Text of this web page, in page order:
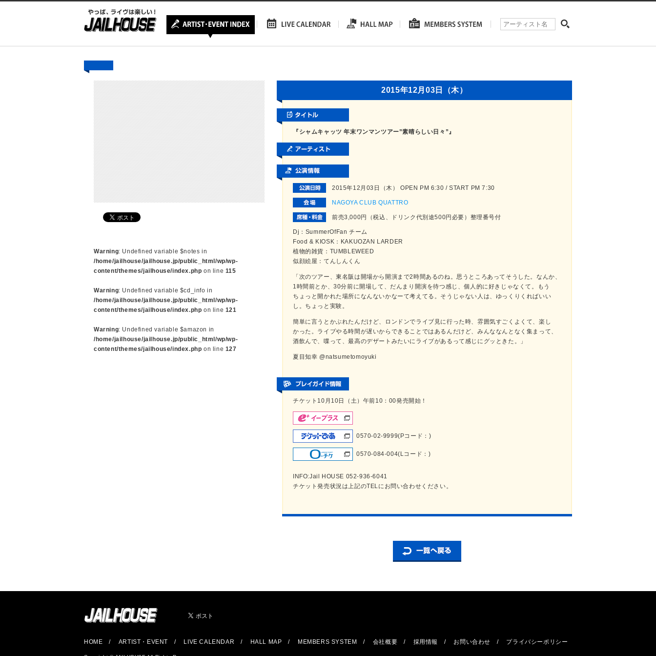
Warning: Undefined variable $notes in
/home/jailhouse/jailhouse.jp/public_html/wp/wp-
content/themes/jailhouse/index.php on line 115
Warning: Undefined variable $cd_info in
/home/jailhouse/jailhouse.jp/public_html/wp/wp-
content/themes/jailhouse/index.php on line 121
Warning: Undefined variable $amazon in
/home/jailhouse/jailhouse.jp/public_html/wp/wp-
content/themes/jailhouse/index.php on line 127
2015年12月03日（木）
『シャムキャッツ 年末ワンマンツアー”素晴らしい日々”』
2015年12月03日（木） OPEN PM 6:30 / START PM 7:30
NAGOYA CLUB QUATTRO
前売3,000円（税込、ドリンク代別途500円必要）整理番号付
Dj：SummerOfFan チーム
Food & KIOSK：KAKUOZAN LARDER
植物的雑貨：TUMBLEWEED
似顔絵屋：てんしんくん
「次のツアー、東名阪は開場から開演まで2時間あるのね。思うところあってそうした。なんか、
1時間前とか、30分前に開場して、だんまり開演を待つ感じ、個人的に好きじゃなくて。もう
ちょっと開かれた場所になんないかなーて考えてる。そうじゃない人は、ゆっくりくればいい
し。ちょっと実験。
簡単に言うとかぶれたんだけど、ロンドンでライブ見に行った時、雰囲気すごくよくて、楽し
かった。ライブやる時間が遅いからできることではあるんだけど、みんななんとなく集まって、
酒飲んで、喋って、最高のデザートみたいにライブがあるって感じにグッときた。」
夏目知幸 @natsumetomoyuki
チケット10月10日（土）午前10：00発売開始！
0570-02-9999(Pコード：)
0570-084-004(Lコード：)
INFO:Jail HOUSE 052-936-6041
チケット発売状況は上記のTELにお問い合わせください。
HOME ARTIST・EVENT LIVE CALENDAR HALL MAP MEMBERS SYSTEM 会社概要 採用情報 お問い合わせ プライバシーポリシー